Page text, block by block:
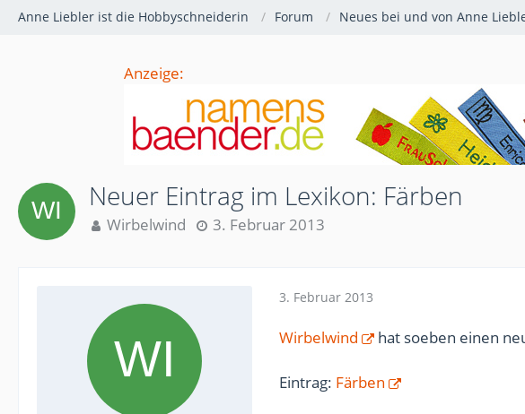
Anne Liebler ist die Hobbyschneiderin Forum Neues bei und von Anne
Anzeige:
Neuer Eintrag im Lexikon: Färben
Wirbelwind 3. Februar 2013
3. Februar 2013
Wirbelwind
hat soeben einen
Eintrag: Färben